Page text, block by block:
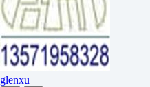
glenxu